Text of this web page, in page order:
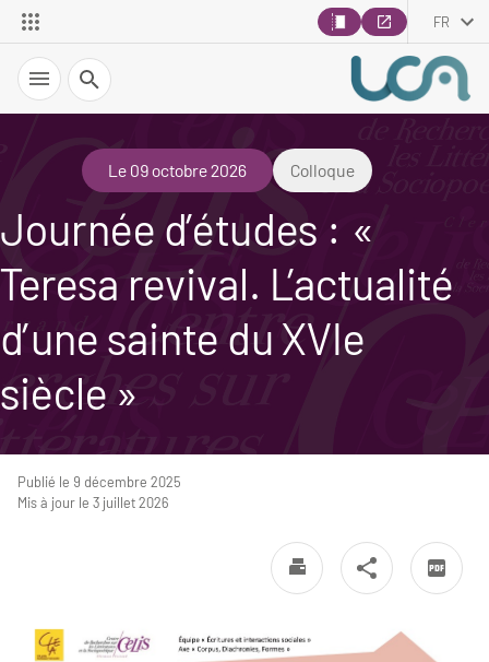
FR
Recherche
Le 09 octobre 2026 Colloque
Journée d’études : «
Teresa revival. L’actualité
d’une sainte du XVIe
siècle »
Publié le 9 décembre 2025
Mis à jour le 3 juillet 2026